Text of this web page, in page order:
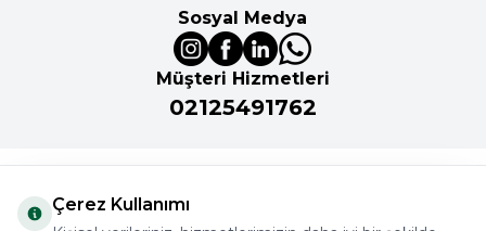
Sosyal Medya
Müşteri Hizmetleri
02125491762
Önemli Bilgiler
Çerez Kullanımı